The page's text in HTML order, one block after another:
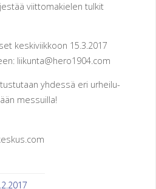
viittomakielen tulkit
keskiviikkoon 15.3.2017
liikunta@hero1904.com
yhdessä eri urheilu-
messuilla!